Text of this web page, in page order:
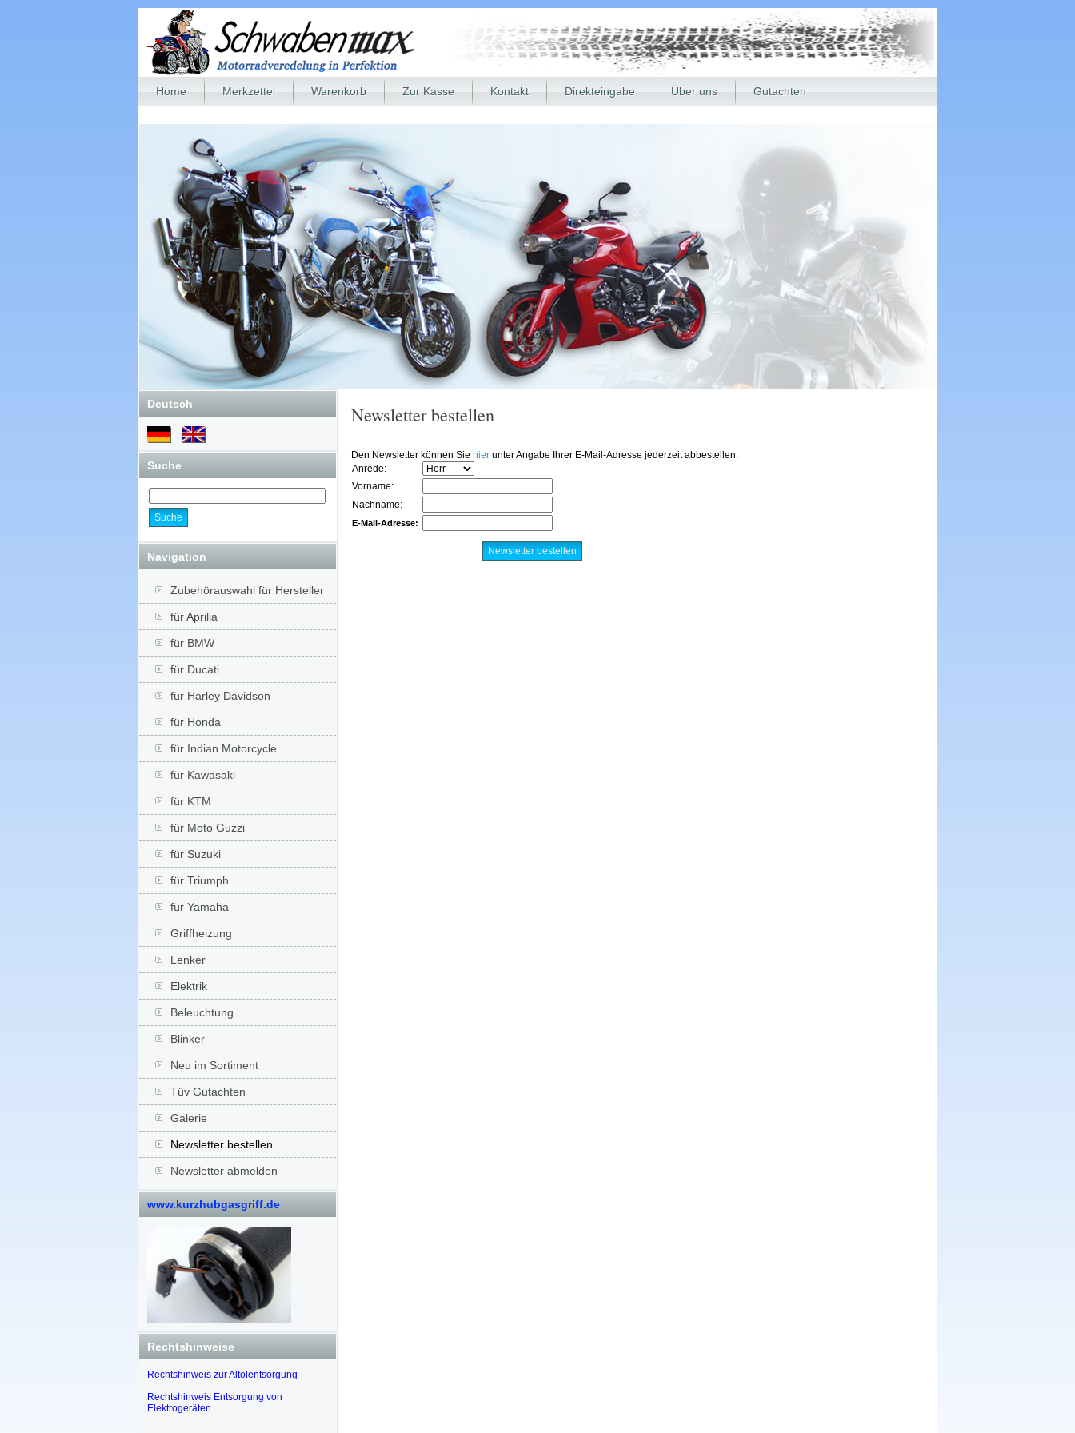
Home Merkzettel Warenkorb Zur Kasse Kontakt Direkteingabe Über uns Gutachten
Deutsch
Suche
Navigation
Zubehörauswahl für Hersteller
für Aprilia
für BMW
für Ducati
für Harley Davidson
für Honda
für Indian Motorcycle
für Kawasaki
für KTM
für Moto Guzzi
für Suzuki
für Triumph
für Yamaha
Griffheizung
Lenker
Elektrik
Beleuchtung
Blinker
Neu im Sortiment
Tüv Gutachten
Galerie
Newsletter bestellen
Newsletter abmelden
www.kurzhubgasgriff.de
Rechtshinweise
Rechtshinweis zur Altölentsorgung
Rechtshinweis Entsorgung von
Elektrogeräten
Newsletter bestellen
Den Newsletter können Sie hier unter Angabe Ihrer E-Mail-Adresse jederzeit abbestellen.
Anrede:
Vorname:
Nachname:
E-Mail-Adresse: